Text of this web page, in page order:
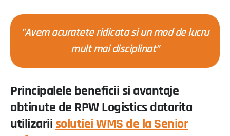
”Avem acuratete ridicata si un mod de lucru
mult mai disciplinat”
Principalele beneficii si avantaje
obtinute de RPW Logistics datorita
utilizarii solutiei WMS de la Senior